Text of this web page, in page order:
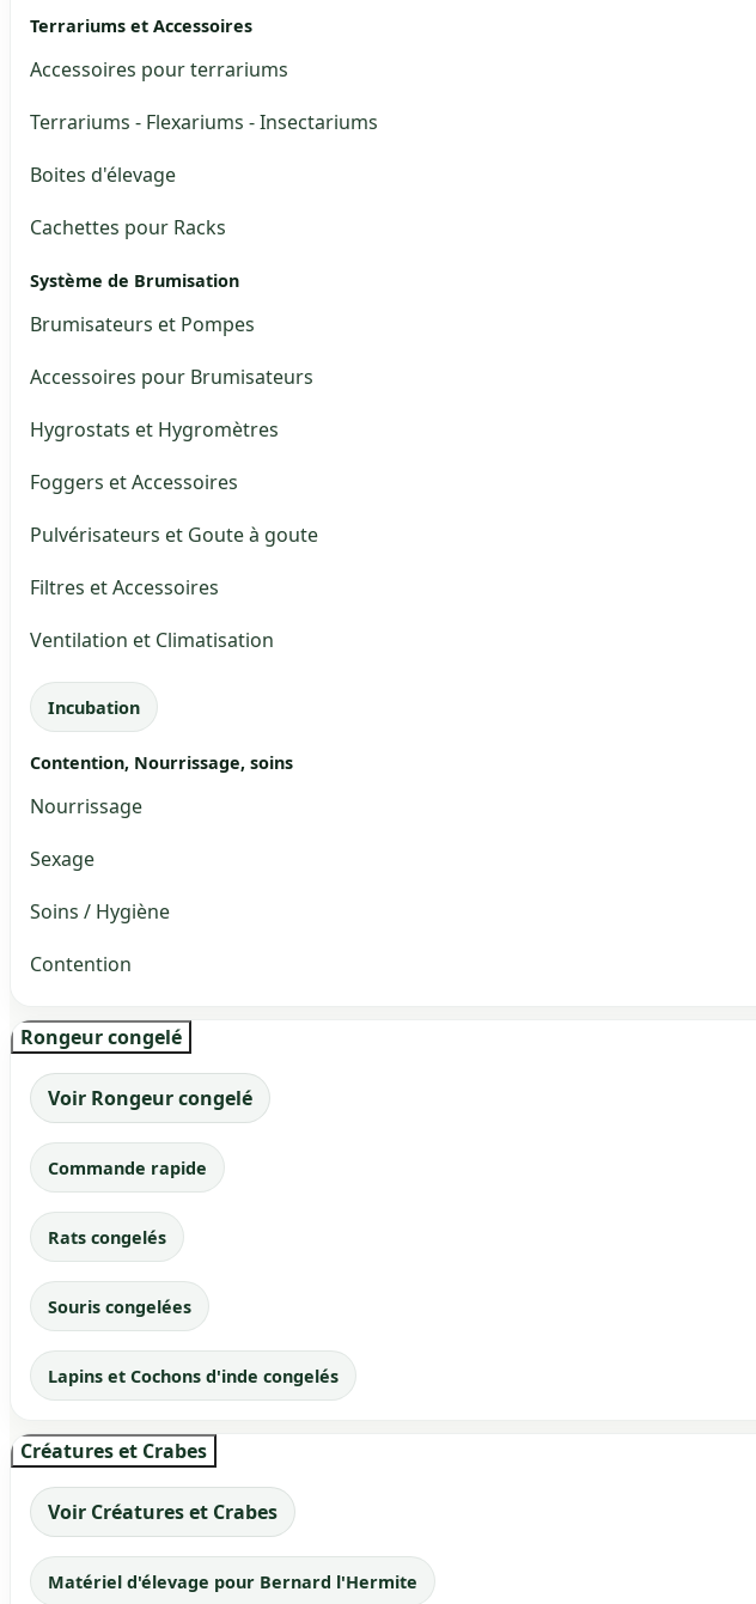
Terrariums et Accessoires
Accessoires pour terrariums
Terrariums - Flexariums - Insectariums
Boites d'élevage
Cachettes pour Racks
Système de Brumisation
Brumisateurs et Pompes
Accessoires pour Brumisateurs
Hygrostats et Hygromètres
Foggers et Accessoires
Pulvérisateurs et Goute à goute
Filtres et Accessoires
Ventilation et Climatisation
Incubation
Contention, Nourrissage, soins
Nourrissage
Sexage
Soins / Hygiène
Contention
Rongeur congelé
Voir Rongeur congelé
Commande rapide
Rats congelés
Souris congelées
Lapins et Cochons d'inde congelés
Créatures et Crabes
Voir Créatures et Crabes
Matériel d'élevage pour Bernard l'Hermite